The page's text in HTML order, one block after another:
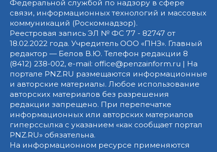
Федеральной службой по надзору в сфере
связи, информационных технологий и массовых
коммуникаций (Роскомнадзор).
Реестровая запись ЭЛ № ФС 77 - 82747 от
18.02.2022 года. Учредитель ООО «ПНЗ». Главный
редактор — Белов В.Ю. Телефон редакции 8
(8412) 238-002, e-mail: office@penzainform.ru | На
портале PNZ.RU размещаются информационные
и авторские материалы. Любое использование
авторских материалов без разрешения
редакции запрещено. При перепечатке
информационных или авторских материалов
гиперссылка с указанием «как сообщает портал
PNZ.RU» обязательна.
На информационном ресурсе применяются